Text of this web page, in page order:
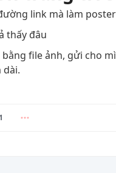
link mà làm
thấy đâu
bằng file ảnh, gửi cho
dài.
1